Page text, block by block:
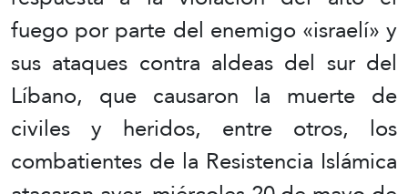
fuego por parte del enemigo «israelí» y
sus ataques contra aldeas del sur del
Líbano, que causaron la muerte de
civiles y heridos, entre otros, los
combatientes de la Resistencia Islámica